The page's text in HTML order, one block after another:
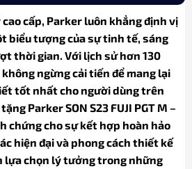
cấp, Parker luôn khẳng định vị
biểu tượng của sự tinh tế, sáng
thời gian. Với lịch sử hơn 130
ngừng cải tiến để mang lại
tốt nhất cho người dùng trên
Parker SON S23 FUJI PGT M –
chứng cho sự kết hợp hoàn hảo
hiện đại và phong cách thiết kế
chọn lý tưởng trong những